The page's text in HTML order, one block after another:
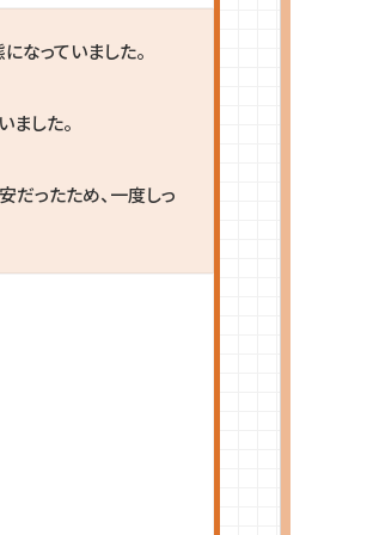
なっていました。
ました。
だったため、一度しっ